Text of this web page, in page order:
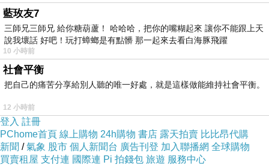
藍玫友7
三師兄三師兄 給你糖葫蘆！ 哈哈哈，把你的嘴糊起來 讓你不能跟上天
說我壞話 好吧！玩打蟑螂是有點髒 那一起來去看白海豚飛躍
10 小時前
社會平衡
把自己的痛苦分享給別人聽的唯一好處，就是這樣做能維持社會平衡。
12 小時前
登入 註冊
PChome首頁 線上購物 24h購物 書店 露天拍賣 比比昂代購
新聞 /氣象 股市 個人新聞台 廣告刊登 加入聯播網 全球購物
買賣租屋 支付連 國際連 Pi 拍錢包 旅遊 服務中心